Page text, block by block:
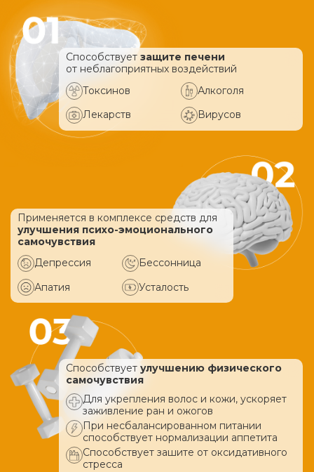
Способствует защите печени
от неблагоприятных воздействий
Токсинов
Алкоголя
Лекарств
Вирусов
Применяется в комплексе средств для
улучшения психо-эмоционального
самочувствия
Депрессия
Бессонница
Апатия
Усталость
Способствует улучшению физического
самочувствия
Для укрепления волос и кожи, ускоряет
заживление ран и ожогов
При несбалансированном питании
способствует нормализации аппетита
Способствует зашите от оксидативного
стресса